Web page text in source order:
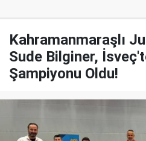
Kahramanmaraşlı
Sude Bilginer,
Şampiyonu Oldu!